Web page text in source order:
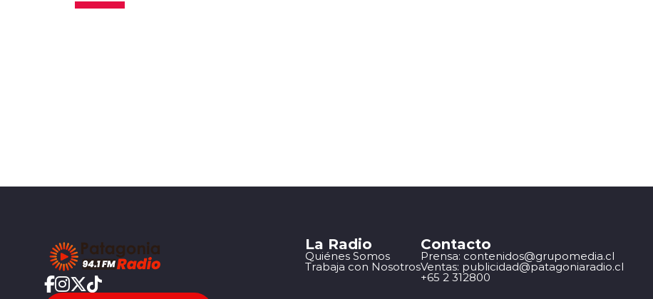
La Radio
Quiénes Somos
Trabaja con Nosotros
Contacto
Prensa: contenidos@grupomedia.cl
Ventas: publicidad@patagoniaradio.cl
+65 2 312800